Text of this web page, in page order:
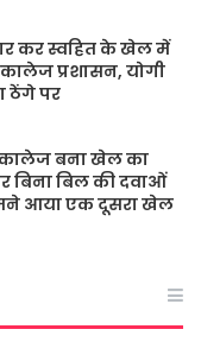
कर स्वहित के खेल में
प्रशासन, योगी
ठेंगे पर
कालेज बना खेल का
बिना बिल की दवाओं
आया एक दूसरा खेल